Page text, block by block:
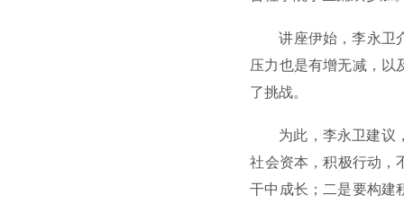
讲座伊始，李永卫
压力也是有增无减，以
了挑战。
为此，李永卫建议
社会资本，积极行动，
干中成长；二是要构建